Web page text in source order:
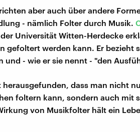
aber auch über andere
- nämlich Folter durch Musik.
Universität Witten-Herdecke
gefoltert werden kann. Er bezieht
und - wie er sie nennt - "den
herausgefunden, dass man nicht
foltern kann, sondern auch mit
von Musikfolter hält ein